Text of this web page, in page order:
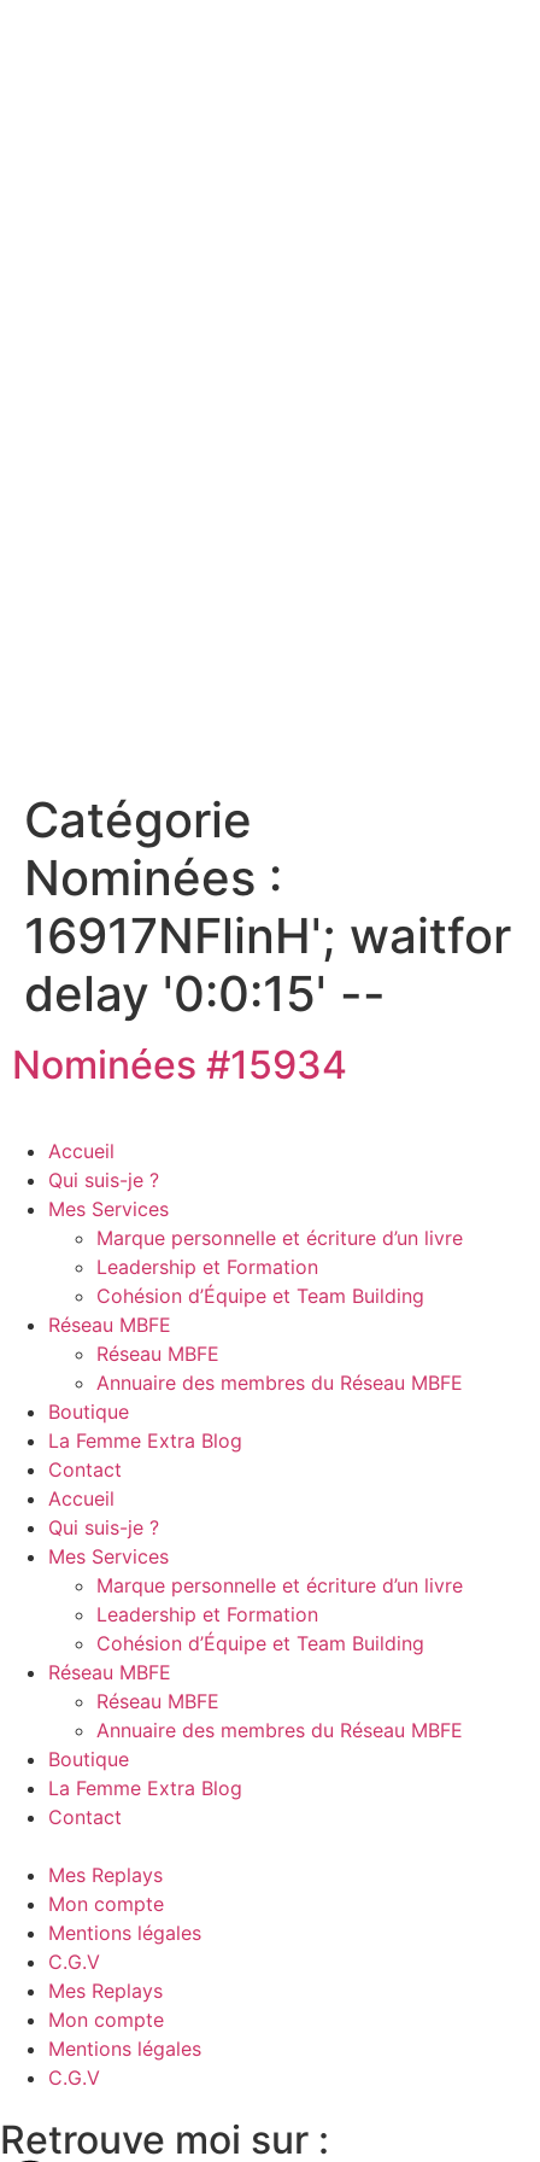
Catégorie
Nominées :
16917NFlinH'; waitfor
delay '0:0:15' --
Nominées #15934
Accueil
Qui suis-je ?
Mes Services
Marque personnelle et écriture d’un livre
Leadership et Formation
Cohésion d’Équipe et Team Building
Réseau MBFE
Réseau MBFE
Annuaire des membres du Réseau MBFE
Boutique
La Femme Extra Blog
Contact
Accueil
Qui suis-je ?
Mes Services
Marque personnelle et écriture d’un livre
Leadership et Formation
Cohésion d’Équipe et Team Building
Réseau MBFE
Réseau MBFE
Annuaire des membres du Réseau MBFE
Boutique
La Femme Extra Blog
Contact
Mes Replays
Mon compte
Mentions légales
C.G.V
Mes Replays
Mon compte
Mentions légales
C.G.V
Retrouve moi sur :